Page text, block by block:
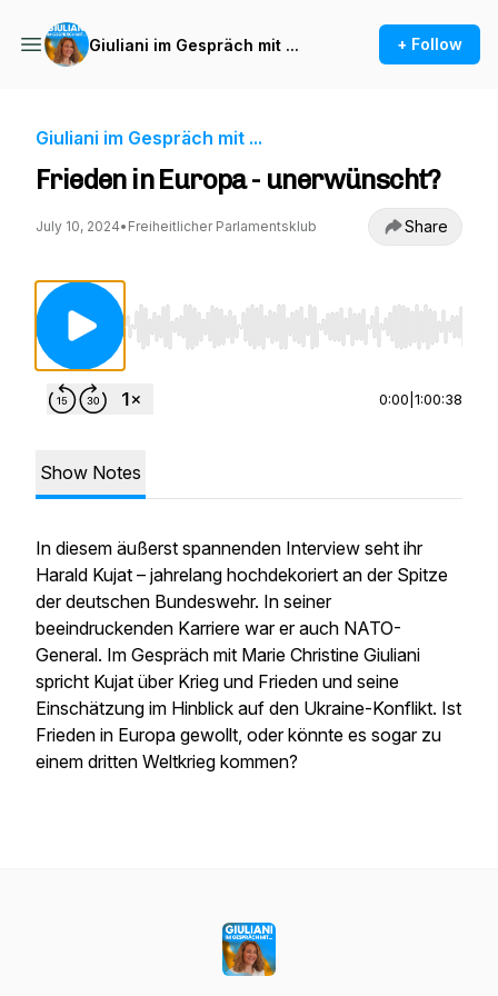
Giuliani im Gespräch mit ... + Follow
Giuliani im Gespräch mit ...
Frieden in Europa - unerwünscht?
July 10, 2024• Freiheitlicher Parlamentsklub Share
Use Left/Right to seek, Home/End to jump to
0:00 1:00:38
Show Notes
In diesem äußerst spannenden Interview seht ihr
Harald Kujat – jahrelang hochdekoriert an der Spitze
der deutschen Bundeswehr. In seiner
beeindruckenden Karriere war er auch NATO-
General. Im Gespräch mit Marie Christine Giuliani
spricht Kujat über Krieg und Frieden und seine
Einschätzung im Hinblick auf den Ukraine-Konflikt. Ist
Frieden in Europa gewollt, oder könnte es sogar zu
einem dritten Weltkrieg kommen?